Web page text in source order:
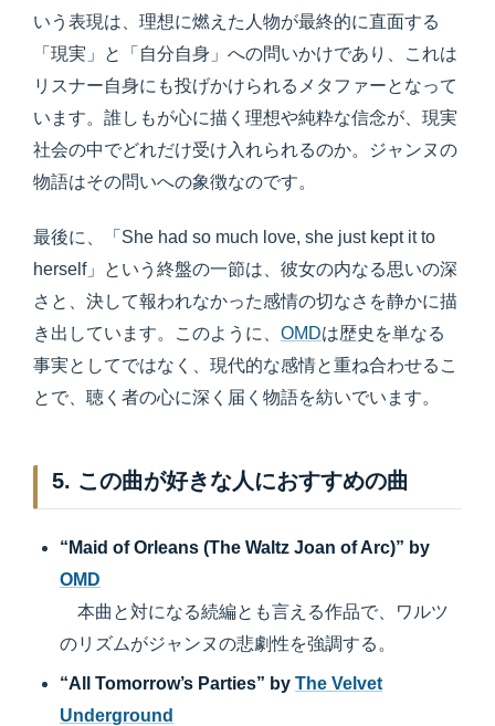
いう表現は、理想に燃えた人物が最終的に直面する
「現実」と「自分自身」への問いかけであり、これは
リスナー自身にも投げかけられるメタファーとなって
います。誰しもが心に描く理想や純粋な信念が、現実
社会の中でどれだけ受け入れられるのか。ジャンヌの
物語はその問いへの象徴なのです。
最後に、「She had so much love, she just kept it to
herself」という終盤の一節は、彼女の内なる思いの深
さと、決して報われなかった感情の切なさを静かに描
き出しています。このように、 OMDは歴史を単なる
事実としてではなく、現代的な感情と重ね合わせるこ
とで、聴く者の心に深く届く物語を紡いでいます。
5. この曲が好きな人におすすめの曲
“Maid of Orleans (The Waltz Joan of Arc)” by
OMD
本曲と対になる続編とも言える作品で、ワルツ
のリズムがジャンヌの悲劇性を強調する。
“All Tomorrow’s Parties” byThe Velvet
Underground